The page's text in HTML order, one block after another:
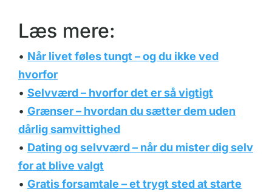
Læs mere:
• Når livet føles tungt – og du ikke ved
hvorfor
• Selvværd – hvorfor det er så vigtigt
• Grænser – hvordan du sætter dem uden
dårlig samvittighed
• Dating og selvværd – når du mister dig selv
for at blive valgt
• Gratis forsamtale – et trygt sted at starte